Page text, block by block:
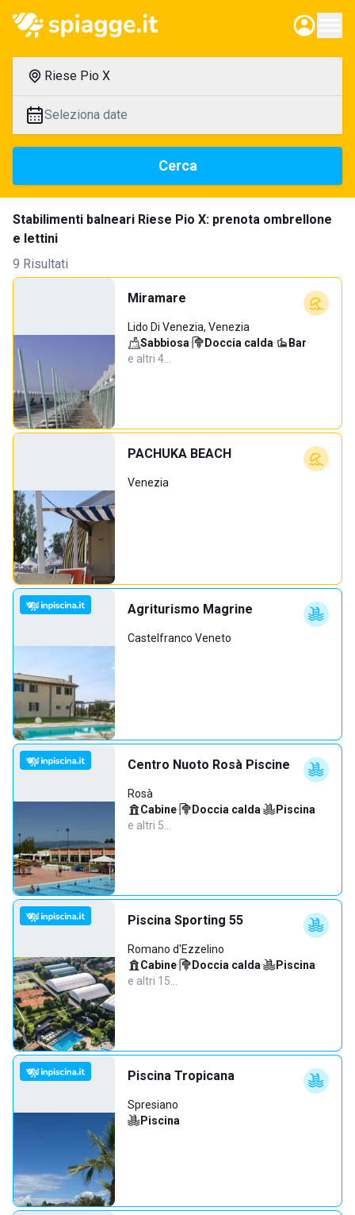
Riese Pio X
Seleziona date
Cerca
Stabilimenti balneari Riese Pio X: prenota ombrellone
e lettini
9 Risultati
Miramare
Lido Di Venezia, Venezia
Sabbiosa· Doccia calda· Bar·
e altri 4…
PACHUKA BEACH
Venezia
Agriturismo Magrine
Castelfranco Veneto
Centro Nuoto Rosà Piscine
Rosà
Cabine· Doccia calda· Piscina·
e altri 5…
Piscina Sporting 55
Romano d'Ezzelino
Cabine· Doccia calda· Piscina·
e altri 15…
Piscina Tropicana
Spresiano
Piscina